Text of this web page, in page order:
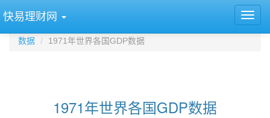
快易理财网
数据 1971年世界各国GDP数据
1971年世界各国GDP数据